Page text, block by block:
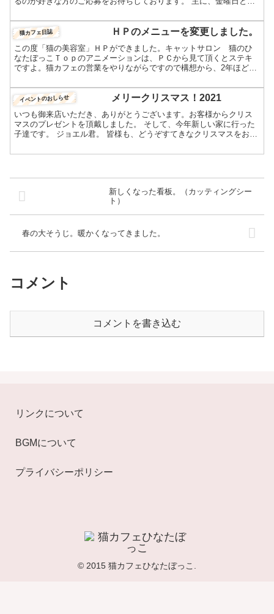
猫カフェ日誌 ＨＰのメニューを変更しました。
この度「猫の美容室」ＨＰができました。キャットサロン 猫のひ
なたぼっこＴｏｐのアニメーションは、ＰＣから見て頂くとステキ
ですよ。猫カフェの営業をやりながらですので構想から、2年ほどか
イベントのおしらせ メリークリスマス！2021
いつも御来店いただき、ありがとうございます。お客様からクリス
マスのプレゼントを頂戴しました。 そして、今年新しい家に行った
子達です。 ジョエル君。 皆様も、どうぞすてきなクリスマスをお過
新しくなった看板。（カッティングシー
ト）
春の大そうじ。暖かくなってきました。
コメント
コメントを書き込む
リンクについて
BGMについて
プライバシーポリシー
© 2015 猫カフェひなたぼっこ.